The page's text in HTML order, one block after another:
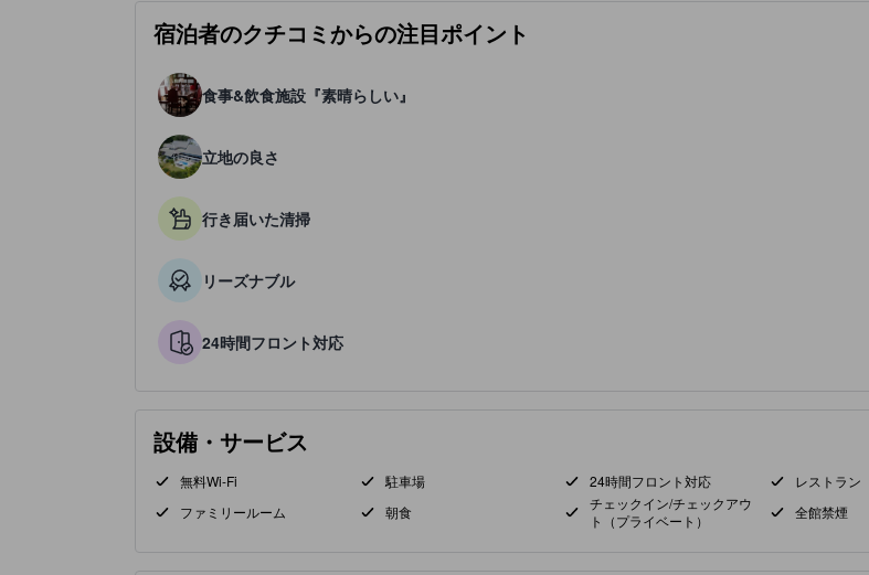
宿泊者のクチコミからの注目ポイント
食事&飲食施設『素晴らしい』
立地の良さ
行き届いた清掃
リーズナブル
24時間フロント対応
設備・サービス
無料Wi-Fi 駐車場 24時間フロント対応
レストラン
ファミリールーム
朝食
チェックイン/チェックアウ
ト（プライベート）
全館禁煙